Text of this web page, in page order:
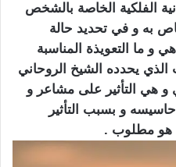
الفلكية الخاصة بالشخص
به و في تحديد حالة
و ما التعويذة المناسبة
الذي يحدده الشيخ الروحاني
و هي التأثير على مشاعر و
و بسبب التأثير
هو مطلوب .